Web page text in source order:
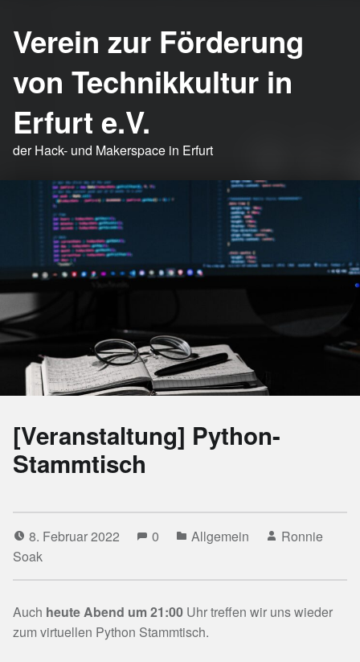
Verein zur Förderung
von Technikkultur in
Erfurt e.V.
der Hack- und Makerspace in Erfurt
[Veranstaltung] Python-
Stammtisch
8. Februar 2022 0 Allgemein
Ronnie
Soak
Auch heute Abend um 21:00 Uhr treffen wir uns wieder
zum virtuellen Python Stammtisch.